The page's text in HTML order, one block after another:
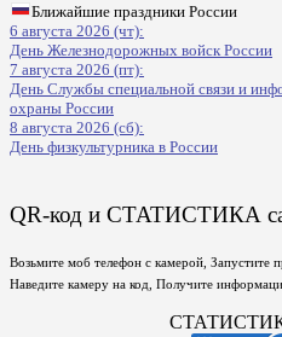
Ближайшие праздники России
6 августа 2026 (чт):
День Железнодорожных войск России
7 августа 2026 (пт):
День Службы специальной связи и
охраны России
8 августа 2026 (сб):
День физкультурника в России
QR-код и СТАТИСТИКА
Возьмите моб телефон с камерой, Запустите
Наведите камеру на код, Получите